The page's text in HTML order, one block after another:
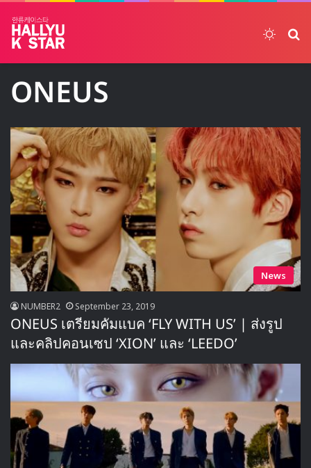
ONEUS
News
NUMBER2 September 23, 2019
ONEUS เตรียมคัมแบค ‘FLY WITH US’ | ส่งรูป
และคลิปคอนเซป ‘XION’ และ ‘LEEDO’